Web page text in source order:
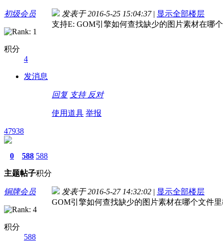
初级会员
积分
4
发消息
发表于 2016-5-25 15:04:37 | 显示全部楼层
支持E: GOM引擎如何查找缺少的图片素材在哪
回复 支持 反对
使用道具 举报
47938
0
主题
588
帖子
588
积分
铜牌会员
积分
588
发表于 2016-5-27 14:32:02 | 显示全部楼层
GOM引擎如何查找缺少的图片素材在哪个文件